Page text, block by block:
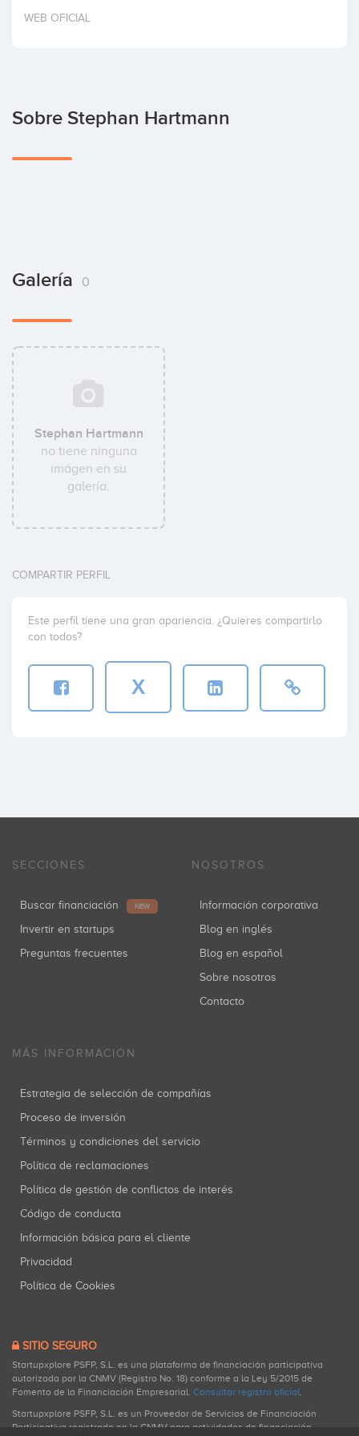
Invertir
WEB OFICIAL
Sobre Stephan Hartmann
Galería 0
Stephan Hartmann
no tiene ninguna
imágen en su
galería.
COMPARTIR PERFIL
Este perfil tiene una gran apariencia. ¿Quieres compartirlo
con todos?
X
SECCIONES
Buscar financiación NEW
Invertir en startups
Preguntas frecuentes
NOSOTROS
Información corporativa
Blog en inglés
Blog en español
Sobre nosotros
Contacto
MÁS INFORMACIÓN
Estrategia de selección de compañías
Proceso de inversión
Términos y condiciones del servicio
Política de reclamaciones
Política de gestión de conflictos de interés
Código de conducta
Información básica para el cliente
Privacidad
Política de Cookies
SITIO SEGURO
Startupxplore PSFP, S.L. es una plataforma de financiación participativa
autorizada por la CNMV (Registro No. 18) conforme a la Ley 5/2015 de
Fomento de la Financiación Empresarial. Consultar registro oficial.
Startupxplore PSFP, S.L. es un Proveedor de Servicios de Financiación
Participativa registrado en la CNMV para actividades de financiación